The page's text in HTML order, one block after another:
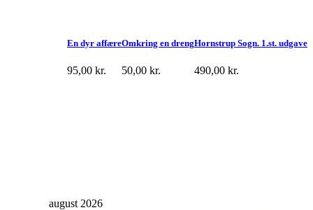
Hornstrup Sogn. 1.st. udgave
490,00 kr.
Omkring en dreng
50,00 kr.
En dyr affære
95,00 kr.
august 2026